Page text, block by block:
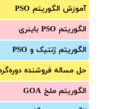
آموزش الگوریتم PSO
الگوریتم PSO باینری
الگوریتم ژنتیک و PSO
حل مساله فروشنده
الگوریتم ملخ GOA